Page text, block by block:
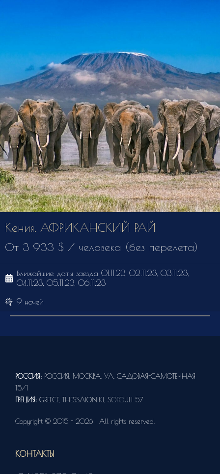
Кения. АФРИКАНСКИЙ РАЙ
От 3 933 $ / человека (без перелета)
Ближайшие даты заезда 01.11.23, 02.11.23, 03.11.23,
04.11.23, 05.11.23, 06.11.23
9 ночей
РОССИЯ: РОССИЯ, МОСКВА, УЛ. САДОВАЯ-САМОТЕЧНАЯ
15/1
ГРЕЦИЯ:GREECE, THESSALONIKI, SOFOULI 57
Copyright © 2015 - 2026 | All rights reserved.
КОНТАКТЫ